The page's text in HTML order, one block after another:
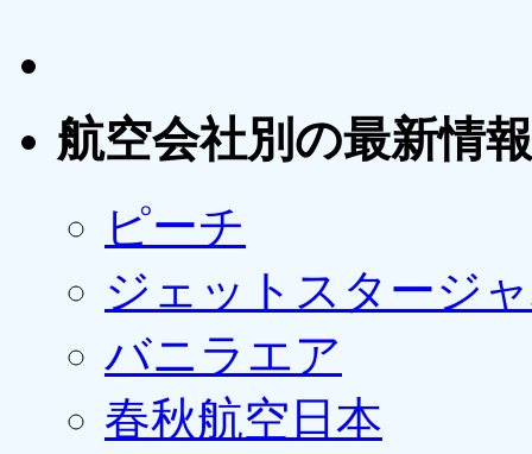
航空会社別の最新情報
ピーチ
ジェットスタージ
バニラエア
春秋航空日本